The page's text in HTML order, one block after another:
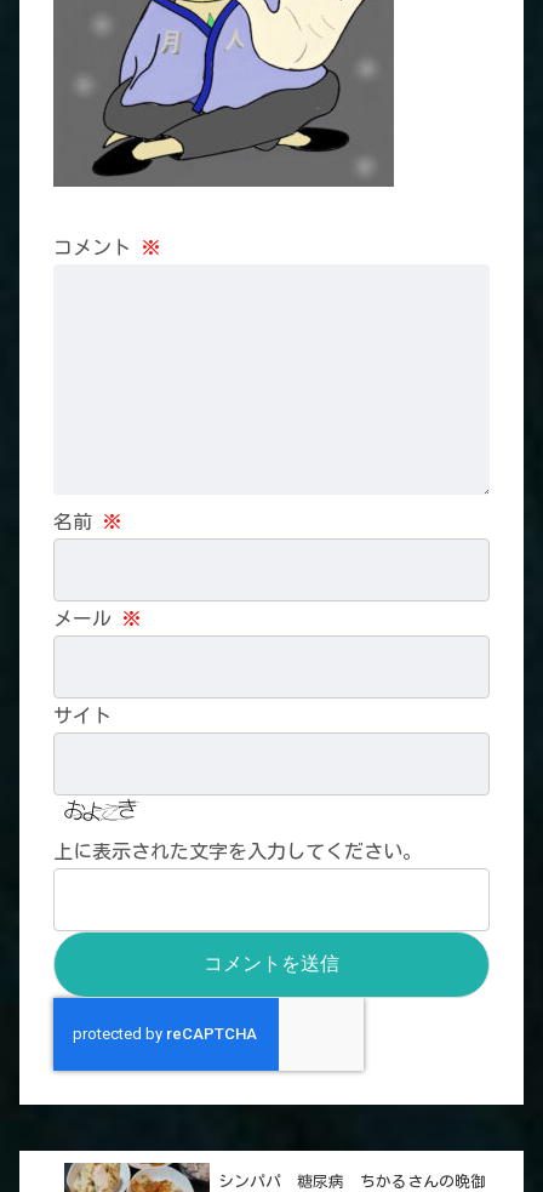
コメント ※
名前 ※
メール ※
サイト
上に表示された文字を入力してください。
シンパパ 糖尿病 ちかるさんの晩御